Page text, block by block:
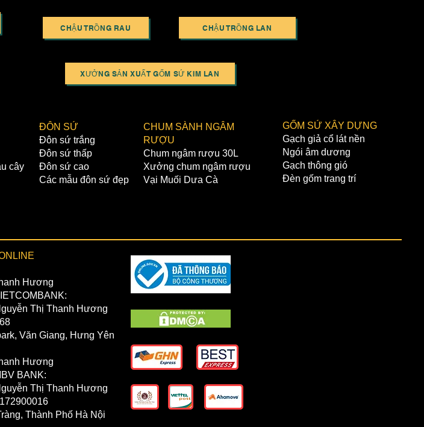
CHẬU TRỒNG RAU CHẬU TRỒNG LAN
XƯỞNG SẢN XUẤT GỐM SỨ KIM LAN
cây
ĐÔN SỨ
Đôn sứ trắng
Đôn sứ thấp
Đôn sứ cao
Các mẫu đôn sứ đẹp
CHUM SÀNH NGÂM
RƯỢU
Chum ngâm rượu 30L
Xưởng chum ngâm rượu
Vại Muối Dưa Cà
GỐM SỨ XÂY DỰNG
Gạch giả cổ lát nền
Ngói âm dương
Gạch thông gió
Đèn gốm trang trí
Hương
Thị Thanh Hương
Văn Giang, Hưng Yên
Hương
BANK:
Thị Thanh Hương
Thành Phố Hà Nội